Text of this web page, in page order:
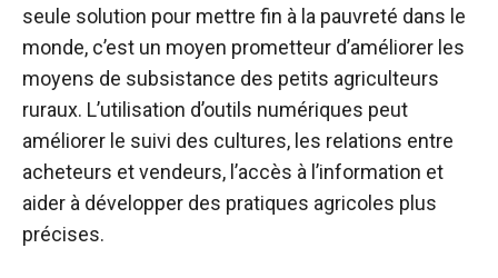
seule solution pour mettre fin à la pauvreté dans le
monde, c’est un moyen prometteur d’améliorer les
moyens de subsistance des petits agriculteurs
ruraux. L’utilisation d’outils numériques peut
améliorer le suivi des cultures, les relations entre
acheteurs et vendeurs, l’accès à l’information et
aider à développer des pratiques agricoles plus
précises.